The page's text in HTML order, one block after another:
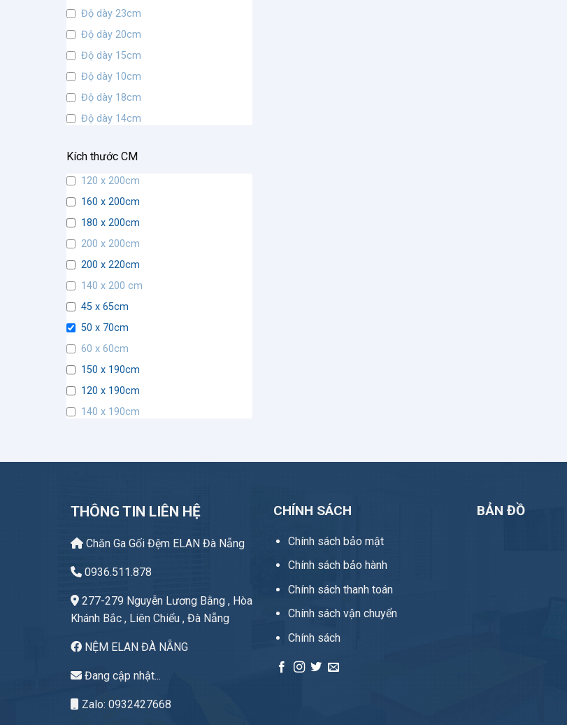
Độ dày 23cm
Độ dày 20cm
Độ dày 15cm
Độ dày 10cm
Độ dày 18cm
Độ dày 14cm
Độ dày 7cm
Độ dày 5cm
Độ dày 12cm
Kích thước CM
120 x 200cm
160 x 200cm
180 x 200cm
200 x 200cm
200 x 220cm
140 x 200 cm
45 x 65cm
50 x 70cm
60 x 60cm
150 x 190cm
120 x 190cm
140 x 190cm
45 x 45cm
THÔNG TIN LIÊN HỆ
Chăn Ga Gối Đệm ELAN Đà Nẵng
0936.511.878
277-279 Nguyễn Lương Bằng , Hòa
Khánh Bắc , Liên Chiểu , Đà Nẵng
NỆM ELAN ĐÀ NẴNG
Đang cập nhật...
Zalo: 0932427668
CHÍNH SÁCH
Chính sách bảo mật
Chính sách bảo hành
Chính sách thanh toán
Chính sách vận chuyển
Chính sách
BẢN ĐỒ